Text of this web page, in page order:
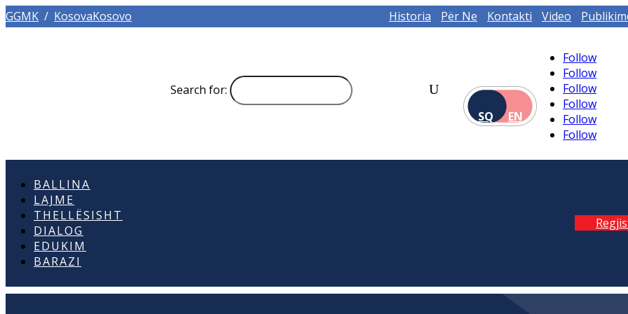
GGMK / KosovaKosovo Historia Për Ne Kontakti Video
Search for:
SQ
EN
Follow
Follow
Follow
Follow
Follow
Follow
BALLINA
LAJME
THELLËSISHT
DIALOG
EDUKIM
BARAZI